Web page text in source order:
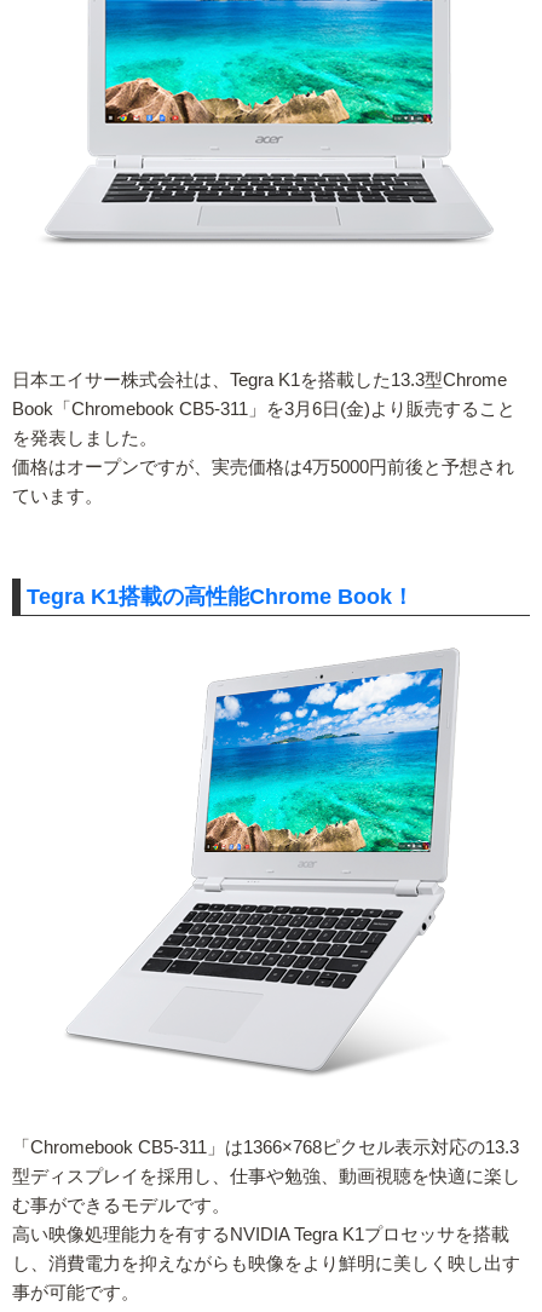
日本エイサー株式会社は、Tegra K1を搭載した13.3型Chrome
Book「Chromebook CB5-311」を3月6日(金)より販売すること
を発表しました。
価格はオープンですが、実売価格は4万5000円前後と予想され
ています。
Tegra K1搭載の高性能Chrome Book！
「Chromebook CB5-311」は1366×768ピクセル表示対応の13.3
型ディスプレイを採用し、仕事や勉強、動画視聴を快適に楽し
む事ができるモデルです。
高い映像処理能力を有するNVIDIA Tegra K1プロセッサを搭載
し、消費電力を抑えながらも映像をより鮮明に美しく映し出す
事が可能です。